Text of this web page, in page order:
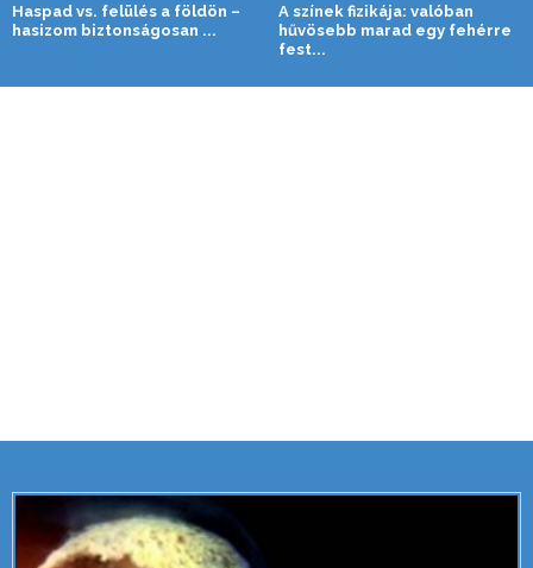
Haspad vs. felülés a földön –
hasizom biztonságosan ...
A színek fizikája: valóban
hűvösebb marad egy fehérre
fest...